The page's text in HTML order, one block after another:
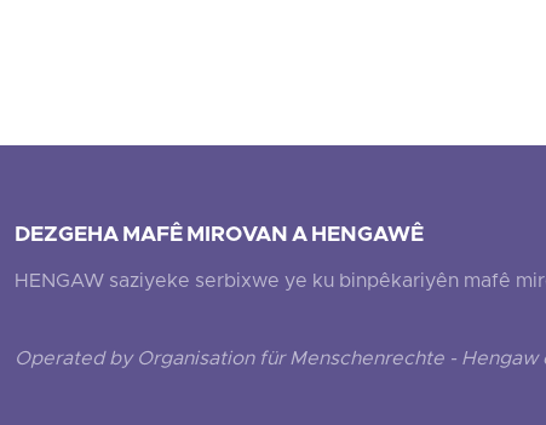
DEZGEHA MAFÊ MIROVAN A HENGAWÊ
HENGAW saziyeke serbixwe ye ku binpêkariyên mafê
Operated by Organisation für Menschenrechte - Hengaw